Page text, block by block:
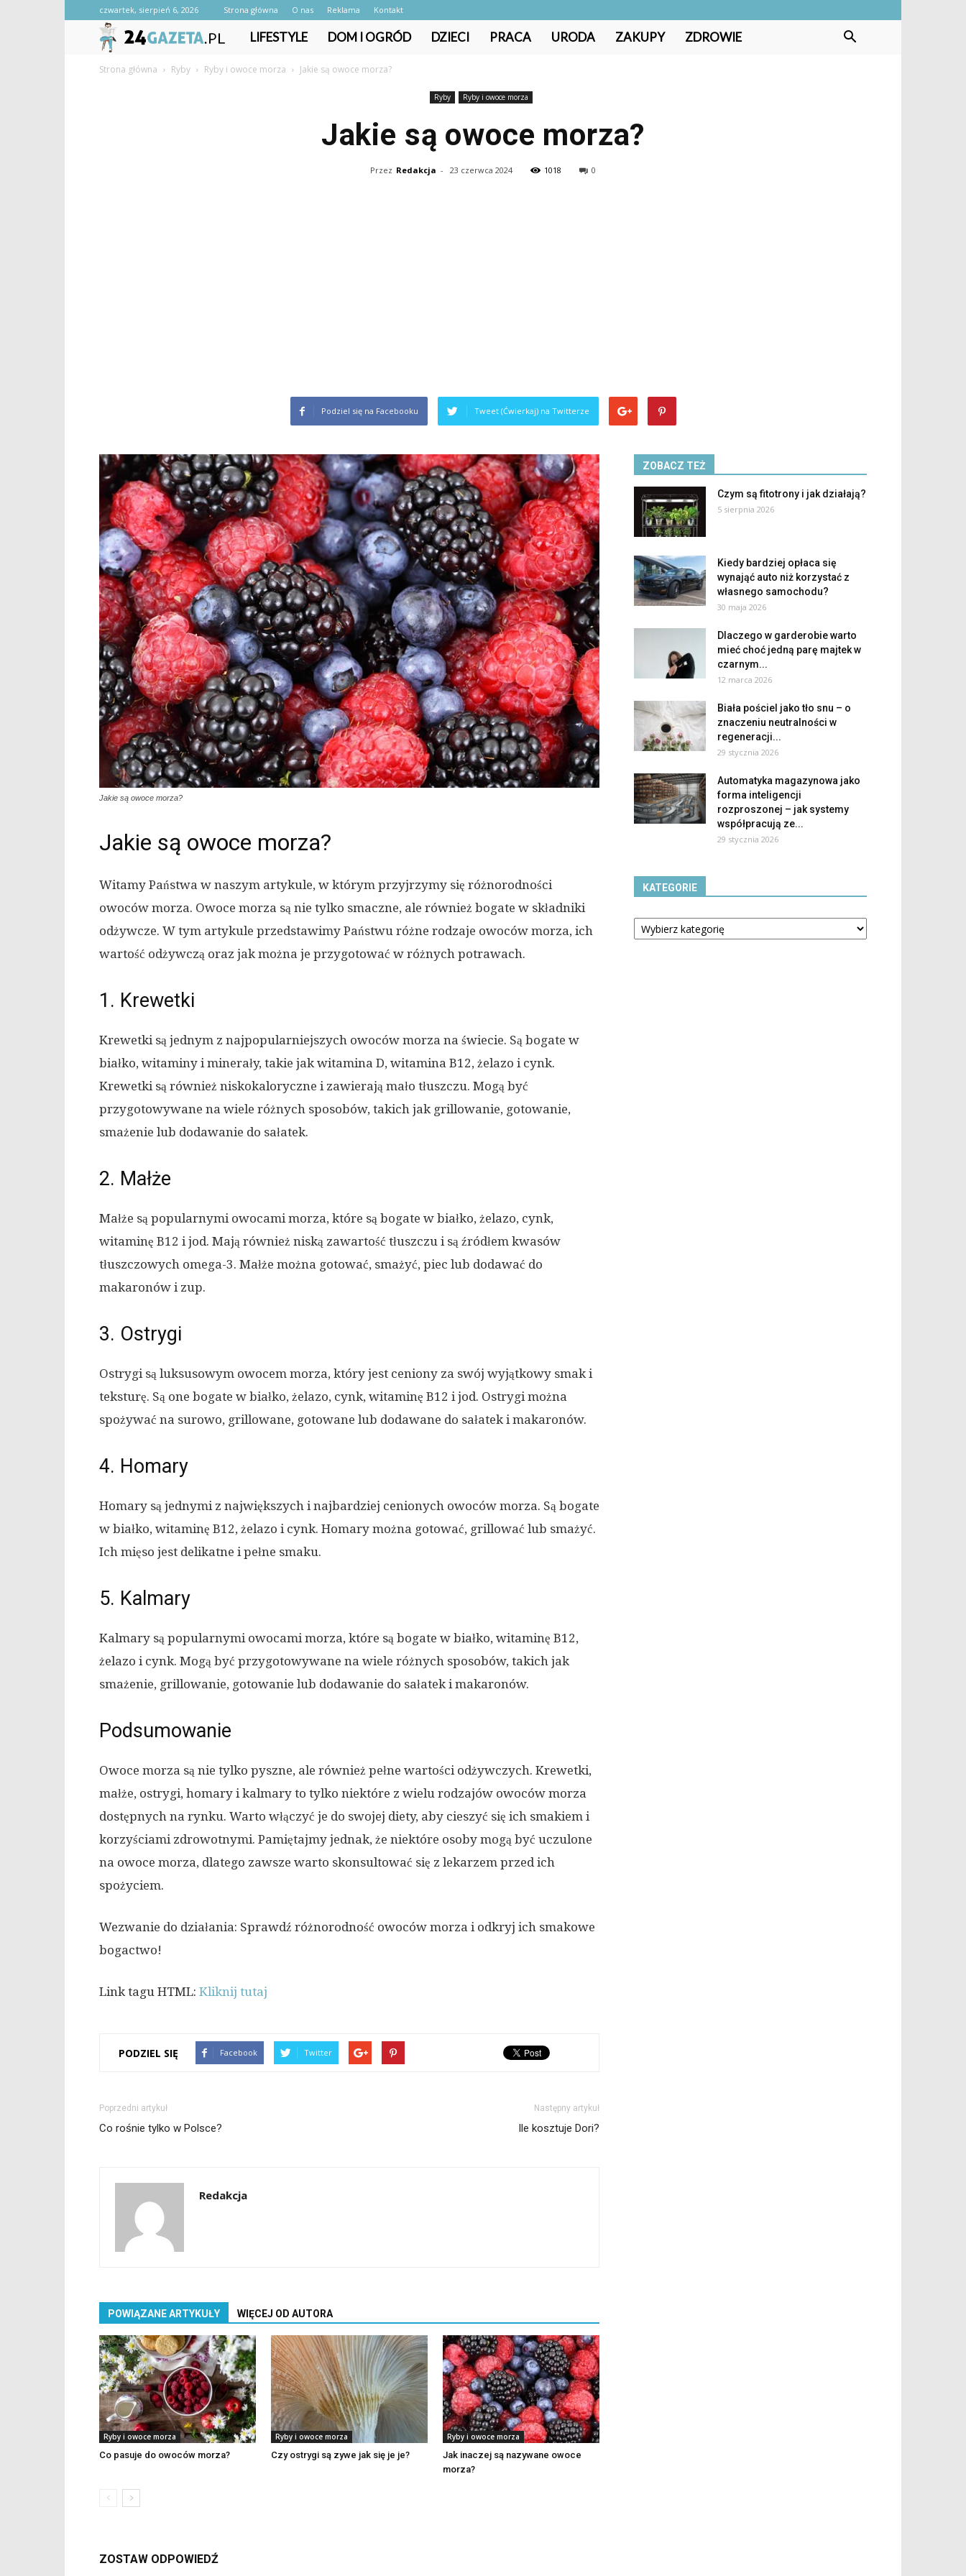
czwartek, sierpień 6, 2026 Strona główna O nas Reklama Kontakt
24gazeta.pl
LIFESTYLE DOM I OGRÓD DZIECI PRACA URODA ZAKUPY ZDROWIE
Strona główna Ryby Ryby i owoce morza Jakie są owoce morza?
Ryby Ryby i owoce morza
Jakie są owoce morza?
Przez Redakcja - 23 czerwca 2024 1018 0
Podziel się na Facebooku Tweet (Ćwierkaj) na Twitterze
Jakie są owoce morza?
Jakie są owoce morza?
Witamy Państwa w naszym artykule, w którym przyjrzymy się różnorodności
owoców morza. Owoce morza są nie tylko smaczne, ale również bogate w składniki
odżywcze. W tym artykule przedstawimy Państwu różne rodzaje owoców morza, ich
wartość odżywczą oraz jak można je przygotować w różnych potrawach.
1. Krewetki
Krewetki są jednym z najpopularniejszych owoców morza na świecie. Są bogate w
białko, witaminy i minerały, takie jak witamina D, witamina B12, żelazo i cynk.
Krewetki są również niskokaloryczne i zawierają mało tłuszczu. Mogą być
przygotowywane na wiele różnych sposobów, takich jak grillowanie, gotowanie,
smażenie lub dodawanie do sałatek.
2. Małże
Małże są popularnymi owocami morza, które są bogate w białko, żelazo, cynk,
witaminę B12 i jod. Mają również niską zawartość tłuszczu i są źródłem kwasów
tłuszczowych omega-3. Małże można gotować, smażyć, piec lub dodawać do
makaronów i zup.
3. Ostrygi
Ostrygi są luksusowym owocem morza, który jest ceniony za swój wyjątkowy smak i
teksturę. Są one bogate w białko, żelazo, cynk, witaminę B12 i jod. Ostrygi można
spożywać na surowo, grillowane, gotowane lub dodawane do sałatek i makaronów.
4. Homary
Homary są jednymi z największych i najbardziej cenionych owoców morza. Są bogate
w białko, witaminę B12, żelazo i cynk. Homary można gotować, grillować lub smażyć.
Ich mięso jest delikatne i pełne smaku.
5. Kalmary
Kalmary są popularnymi owocami morza, które są bogate w białko, witaminę B12,
żelazo i cynk. Mogą być przygotowywane na wiele różnych sposobów, takich jak
smażenie, grillowanie, gotowanie lub dodawanie do sałatek i makaronów.
Podsumowanie
Owoce morza są nie tylko pyszne, ale również pełne wartości odżywczych. Krewetki,
małże, ostrygi, homary i kalmary to tylko niektóre z wielu rodzajów owoców morza
dostępnych na rynku. Warto włączyć je do swojej diety, aby cieszyć się ich smakiem i
korzyściami zdrowotnymi. Pamiętajmy jednak, że niektóre osoby mogą być uczulone
na owoce morza, dlatego zawsze warto skonsultować się z lekarzem przed ich
spożyciem.
Wezwanie do działania: Sprawdź różnorodność owoców morza i odkryj ich smakowe
bogactwo!
Link tagu HTML: Kliknij tutaj
PODZIEL SIĘ Facebook Twitter
Poprzedni artykuł
Co rośnie tylko w Polsce?
Następny artykuł
Ile kosztuje Dori?
Redakcja
POWIĄZANE ARTYKUŁY WIĘCEJ OD AUTORA
Ryby i owoce morza
Co pasuje do owoców morza?
Ryby i owoce morza
Czy ostrygi są zywe jak się je je?
Ryby i owoce morza
Jak inaczej są nazywane owoce
morza?
ZOSTAW ODPOWIEDŹ
ZOBACZ TEŻ
Czym są fitotrony i jak działają?
5 sierpnia 2026
Kiedy bardziej opłaca się
wynająć auto niż korzystać z
własnego samochodu?
30 maja 2026
Dlaczego w garderobie warto
mieć choć jedną parę majtek w
czarnym...
12 marca 2026
Biała pościel jako tło snu – o
znaczeniu neutralności w
regeneracji...
29 stycznia 2026
Automatyka magazynowa jako
forma inteligencji
rozproszonej – jak systemy
współpracują ze...
29 stycznia 2026
KATEGORIE
Kategorie